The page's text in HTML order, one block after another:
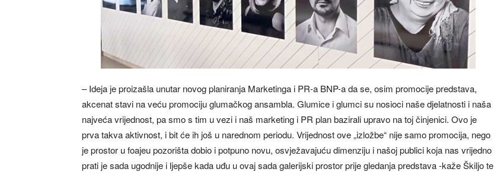
– Ideja je proizašla unutar novog planiranja Marketinga i PR-a BNP-a da se, osim promocije predstava,
akcenat stavi na veću promociju glumačkog ansambla. Glumice i glumci su nosioci naše djelatnosti i naša
najveća vrijednost, pa smo s tim u vezi i naš marketing i PR plan bazirali upravo na toj činjenici. Ovo je
prva takva aktivnost, i bit će ih još u narednom periodu. Vrijednost ove „izložbe“ nije samo promocija, nego
je prostor u foajeu pozorišta dobio i potpuno novu, osvježavajuću dimenziju i našoj publici koja nas vrijedno
prati je sada ugodnije i ljepše kada uđu u ovaj sada galerijski prostor prije gledanja predstava -kaže Škiljo te